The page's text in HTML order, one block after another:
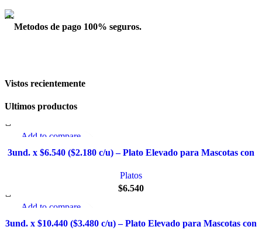
Metodos de pago 100% seguros.
Vistos recientemente
Ultimos productos
Add to compare
Quick view
3und. x $6.540 ($2.180 c/u) – Plato Elevado para Mascotas con
Platos
$6.540
Add to compare
Quick view
3und. x $10.440 ($3.480 c/u) – Plato Elevado para Mascotas con